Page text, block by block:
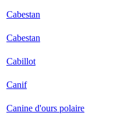
Cabestan
Cabestan
Cabillot
Canif
Canine d'ours polaire